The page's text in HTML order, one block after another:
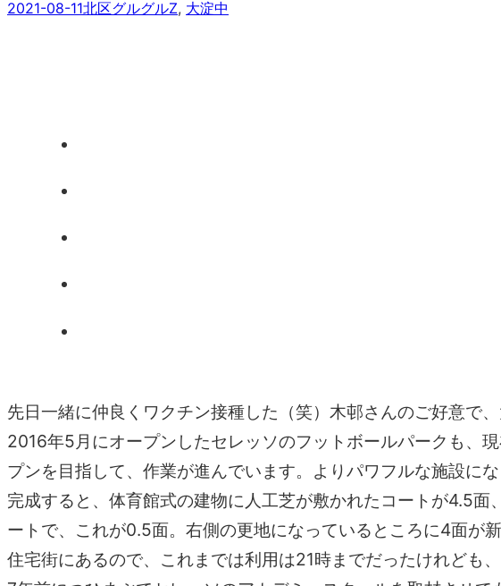
2021-08-11北区グルグルZ, 大淀中
先日一緒に仲良くワクチン接種した（笑）木邨さんのご好意で
2016年5月にオープンしたセレッソのフットボールパークも、
プンを目指して、作業が進んでいます。よりパワフルな施設にな
完成すると、体育館式の建物に人工芝が敷かれたコートが4.5
ートで、これが0.5面。右側の更地になっているところに4面が
住宅街にあるので、これまでは利用は21時までだったけれども